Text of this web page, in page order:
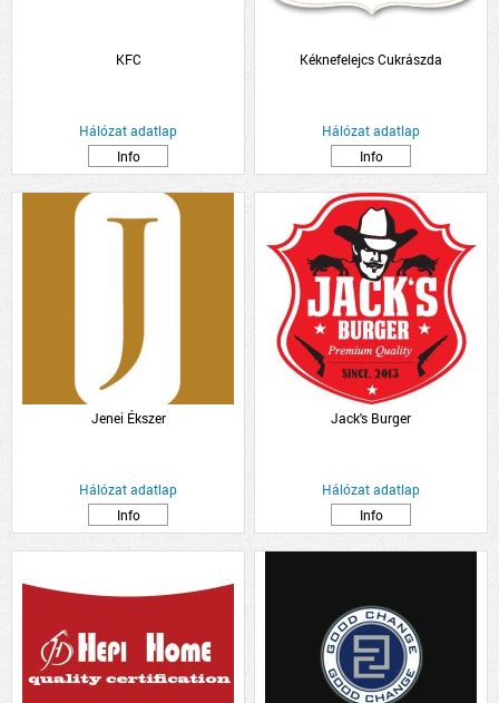
KFC
Hálózat adatlap
Info
Kéknefelejcs Cukrászda
Hálózat adatlap
Info
Jenei Ékszer
Hálózat adatlap
Info
Jack's Burger
Hálózat adatlap
Info